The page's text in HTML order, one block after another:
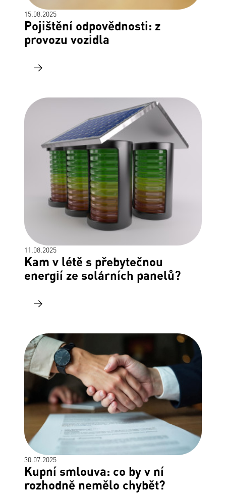
15.08.2025
Pojištění odpovědnosti: z
provozu vozidla
11.08.2025
Kam v létě s přebytečnou
energií ze solárních panelů?
30.07.2025
Kupní smlouva: co by v ní
rozhodně nemělo chybět?